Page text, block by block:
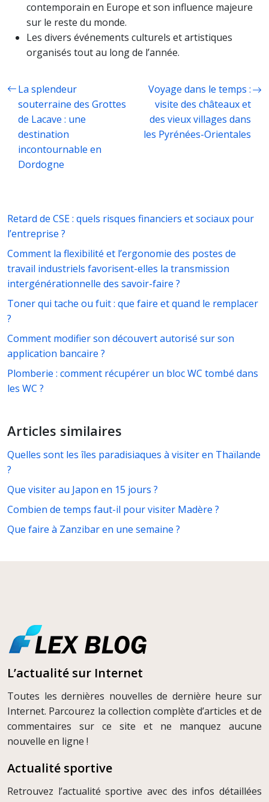
contemporain en Europe et son influence majeure
sur le reste du monde.
Les divers événements culturels et artistiques
organisés tout au long de l’année.
La splendeur
souterraine des Grottes
de Lacave : une
destination
incontournable en
Dordogne
Voyage dans le temps :
visite des châteaux et
des vieux villages dans
les Pyrénées-Orientales
Retard de CSE : quels risques financiers et sociaux pour
l’entreprise ?
Comment la flexibilité et l’ergonomie des postes de
travail industriels favorisent-elles la transmission
intergénérationnelle des savoir-faire ?
Toner qui tache ou fuit : que faire et quand le remplacer
?
Comment modifier son découvert autorisé sur son
application bancaire ?
Plomberie : comment récupérer un bloc WC tombé dans
les WC ?
Articles similaires
Quelles sont les îles paradisiaques à visiter en Thaïlande
?
Que visiter au Japon en 15 jours ?
Combien de temps faut-il pour visiter Madère ?
Que faire à Zanzibar en une semaine ?
L’actualité sur Internet
Toutes les dernières nouvelles de dernière heure sur
Internet. Parcourez la collection complète d’articles et de
commentaires sur ce site et ne manquez aucune
nouvelle en ligne !
Actualité sportive
Retrouvez l’actualité sportive avec des infos détaillées